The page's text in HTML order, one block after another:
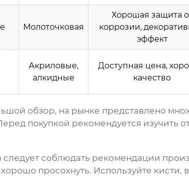
Молоточковая
Хорошая защита
коррозии,
эффект
Акриловые,
алкидные
Доступная цена,
качество
обзор, на рынке представлено
покупкой рекомендуется изучить
соблюдать рекомендации
просохнуть. Используйте кисти,